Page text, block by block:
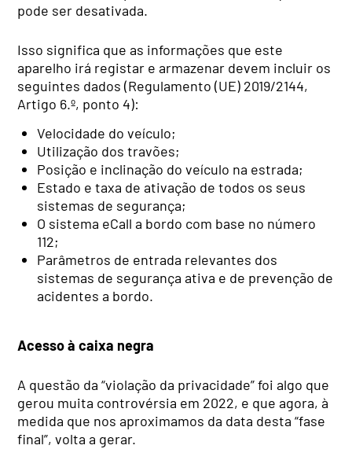
pode ser desativada.
Isso significa que as informações que este
aparelho irá registar e armazenar devem incluir os
seguintes dados (Regulamento (UE) 2019/2144,
Artigo 6.º, ponto 4):
Velocidade do veículo;
Utilização dos travões;
Posição e inclinação do veículo na estrada;
Estado e taxa de ativação de todos os seus
sistemas de segurança;
O sistema eCall a bordo com base no número
112;
Parâmetros de entrada relevantes dos
sistemas de segurança ativa e de prevenção de
acidentes a bordo.
Acesso à caixa negra
A questão da “violação da privacidade” foi algo que
gerou muita controvérsia em 2022, e que agora, à
medida que nos aproximamos da data desta “fase
final”, volta a gerar.